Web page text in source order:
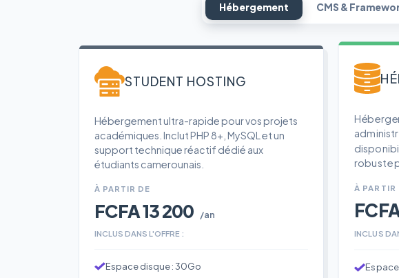
Hébergement CMS &
STUDENT HOSTING
Hébergement ultra-rapide pour vos projets
académiques. Inclut PHP 8+, MySQL et un
support technique réactif dédié aux
étudiants camerounais.
À PARTIR DE
FCFA 13 200 /an
INCLUS DANS L'OFFRE :
Espace disque : 30Go
robuste
À PARTIR
INCLUS